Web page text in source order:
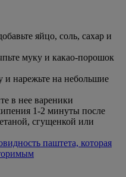
яйцо, соль, сахар и
муку и какао-порошок
и нарежьте на небольшие
в нее вареники
1-2 минуты после
сгущенкой или
паштета, которая